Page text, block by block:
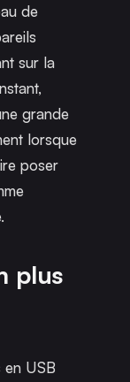
de
sur la
grande
lorsque
poser
plus
USB